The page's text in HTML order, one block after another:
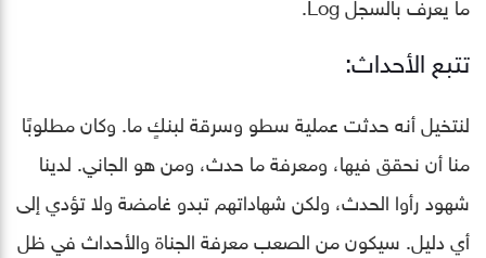
تتبع الأحداث:
لنتخيل أنه حدثت عملية سطو وسرقة لبنكٍ ما. وكان مطلوبًا
منا أن نحقق فيها، ومعرفة ما حدث، ومن هو الجاني. لدينا
شهود رأوا الحدث، ولكن شهاداتهم تبدو غامضة ولا تؤدي إلى
أي دليل. سيكون من الصعب معرفة الجناة والأحداث في ظل